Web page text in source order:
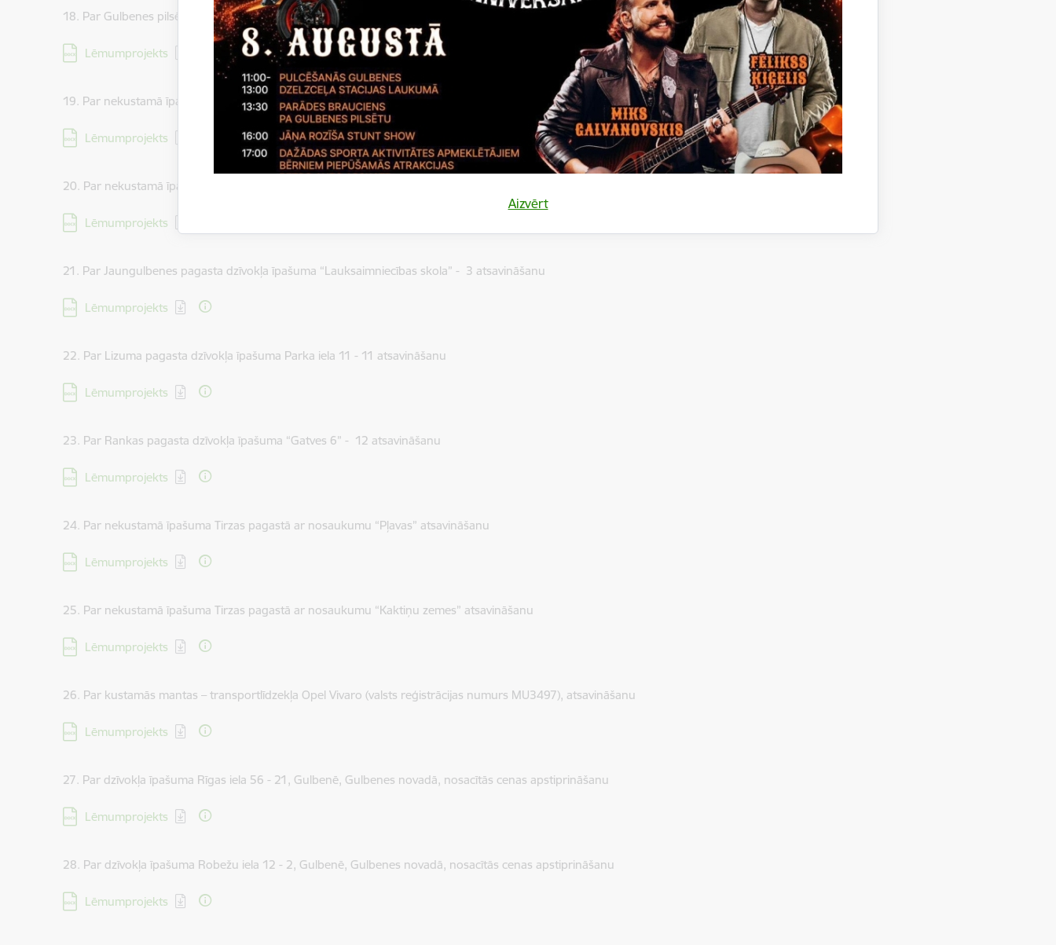
Aizvērt
18. Par Gulbenes pilsētas dzīvokļa īpašuma Rīgas iela 19 - 23 atsavināšanu
Lejupielādēt:
Lēmumprojekts
19. Par nekustamā īpašuma Jaungulbenes pagastā ar nosaukumu “Aduliena 2” atsavināšanu
Lejupielādēt:
Lēmumprojekts
20. Par nekustamā īpašuma Jaungulbenes pagastā ar nosaukumu “Obrovas pļavas” atsavināšanu
Lejupielādēt:
Lēmumprojekts
21. Par Jaungulbenes pagasta dzīvokļa īpašuma “Lauksaimniecības skola” - 3 atsavināšanu
Lejupielādēt:
Lēmumprojekts
22. Par Lizuma pagasta dzīvokļa īpašuma Parka iela 11 - 11 atsavināšanu
Lejupielādēt:
Lēmumprojekts
23. Par Rankas pagasta dzīvokļa īpašuma “Gatves 6” - 12 atsavināšanu
Lejupielādēt:
Lēmumprojekts
24. Par nekustamā īpašuma Tirzas pagastā ar nosaukumu “Pļavas” atsavināšanu
Lejupielādēt:
Lēmumprojekts
25. Par nekustamā īpašuma Tirzas pagastā ar nosaukumu “Kaktiņu zemes” atsavināšanu
Lejupielādēt:
Lēmumprojekts
26. Par kustamās mantas – transportlīdzekļa Opel Vivaro (valsts reģistrācijas numurs MU3497), atsavināšanu
Lejupielādēt:
Lēmumprojekts
27. Par dzīvokļa īpašuma Rīgas iela 56 - 21, Gulbenē, Gulbenes novadā, nosacītās cenas apstiprināšanu
Lejupielādēt:
Lēmumprojekts
28. Par dzīvokļa īpašuma Robežu iela 12 - 2, Gulbenē, Gulbenes novadā, nosacītās cenas apstiprināšanu
Lejupielādēt:
Lēmumprojekts